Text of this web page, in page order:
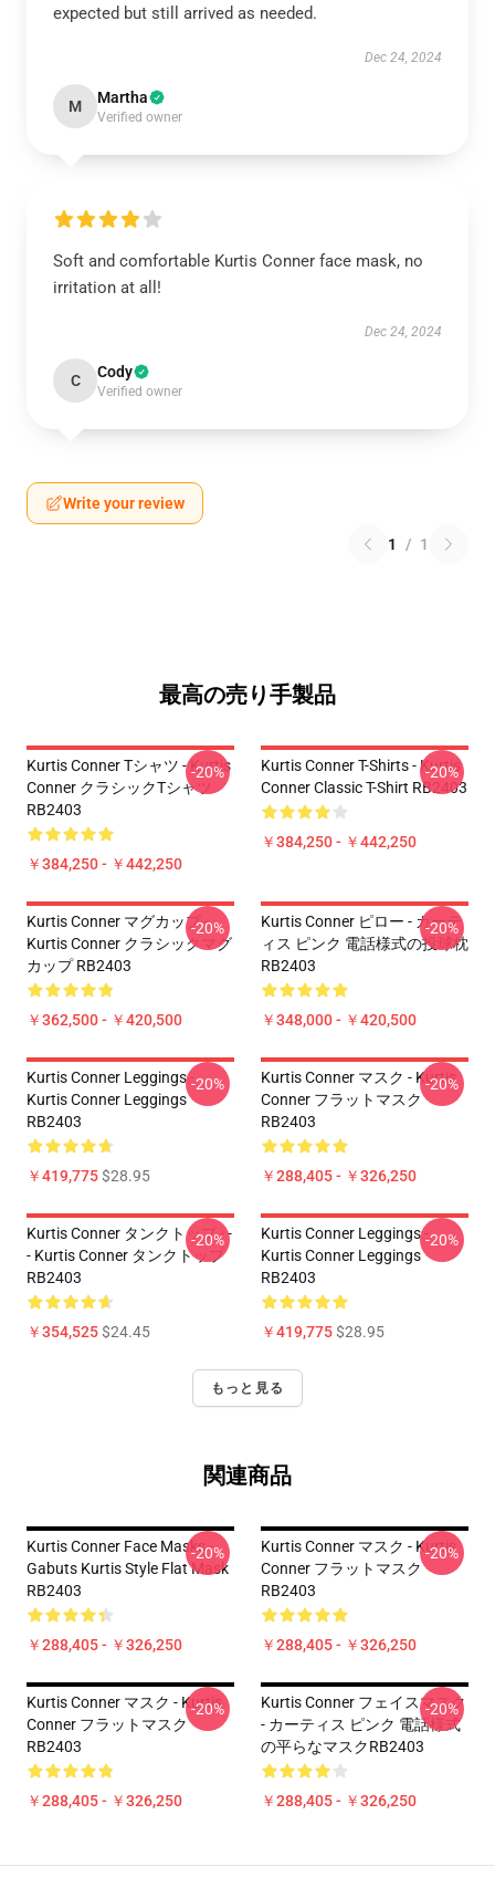
expected but still arrived as needed.
Dec 24, 2024
M Martha
Verified owner
Soft and comfortable Kurtis Conner face mask, no
irritation at all!
Dec 24, 2024
C Cody
Verified owner
Write your review
1 / 1
最高の売り手製品
Kurtis Conner Tシャツ - Kurtis
Conner クラシックTシャツ
RB2403
￥384,250 - ￥442,250
-20%
Kurtis Conner T-Shirts - Kurtis
Conner Classic T-Shirt RB2403
￥384,250 - ￥442,250
-20%
Kurtis Conner マグカップ -
Kurtis Conner クラシックマグ
カップ RB2403
￥362,500 - ￥420,500
-20%
Kurtis Conner ピロー - カーテ
ィス ピンク 電話様式の投球枕
RB2403
￥348,000 - ￥420,500
-20%
Kurtis Conner Leggings -
Kurtis Conner Leggings
RB2403
￥419,775$28.95
-20%
Kurtis Conner マスク - Kurtis
Conner フラットマスク
RB2403
￥288,405 - ￥326,250
-20%
Kurtis Conner タンクトップ - -
- Kurtis Conner タンクトップ
RB2403
￥354,525$24.45
-20%
Kurtis Conner Leggings -
Kurtis Conner Leggings
RB2403
￥419,775$28.95
-20%
もっと見る
関連商品
Kurtis Conner Face Masks -
Gabuts Kurtis Style Flat Mask
RB2403
￥288,405 - ￥326,250
-20%
Kurtis Conner マスク - Kurtis
Conner フラットマスク
RB2403
￥288,405 - ￥326,250
-20%
Kurtis Conner マスク - Kurtis
Conner フラットマスク
RB2403
￥288,405 - ￥326,250
-20%
Kurtis Conner フェイスマスク
- カーティス ピンク 電話様式
の平らなマスクRB2403
￥288,405 - ￥326,250
-20%